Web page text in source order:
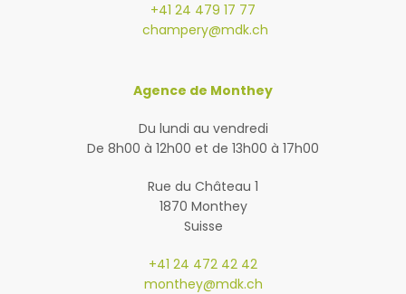
+41 24 479 17 77
champery@mdk.ch
Agence de Monthey
Du lundi au vendredi
De 8h00 à 12h00 et de 13h00 à 17h00
Rue du Château 1
1870 Monthey
Suisse
+41 24 472 42 42
monthey@mdk.ch